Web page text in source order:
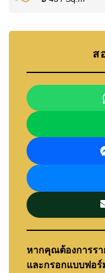
ส
หากคุณต้องการรา
และกรอกแบบฟอร์